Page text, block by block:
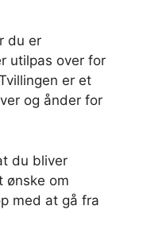
du er
utilpas over for
er et
og ånder for
du bliver
om
med at gå fra